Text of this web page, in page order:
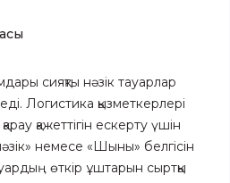
сияқты нәзік тауарлар
Логистика қызметкерлері
қажеттігін ескерту үшін
немесе «Шыны» белгісін
өткір ұштарын сыртқы